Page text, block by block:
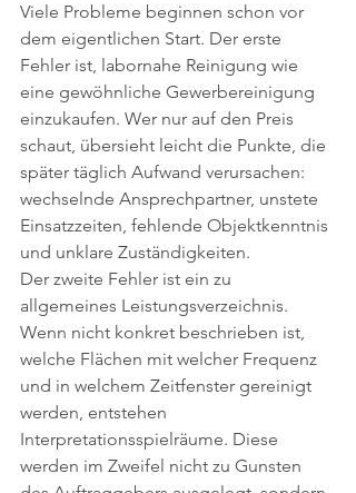
Viele Probleme beginnen schon vor
dem eigentlichen Start. Der erste
Fehler ist, labornahe Reinigung wie
eine gewöhnliche Gewerbereinigung
einzukaufen. Wer nur auf den Preis
schaut, übersieht leicht die Punkte, die
später täglich Aufwand verursachen:
wechselnde Ansprechpartner, unstete
Einsatzzeiten, fehlende Objektkenntnis
und unklare Zuständigkeiten.
Der zweite Fehler ist ein zu
allgemeines Leistungsverzeichnis.
Wenn nicht konkret beschrieben ist,
welche Flächen mit welcher Frequenz
und in welchem Zeitfenster gereinigt
werden, entstehen
Interpretationsspielräume. Diese
werden im Zweifel nicht zu Gunsten